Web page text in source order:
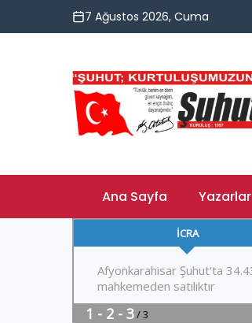
7 Ağustos 2026, Cuma
Ana Sayfa Yazarlar